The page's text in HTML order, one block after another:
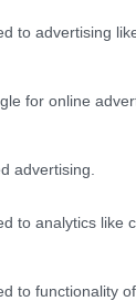
to advertising
for online
advertising.
to analytics like
to functionality